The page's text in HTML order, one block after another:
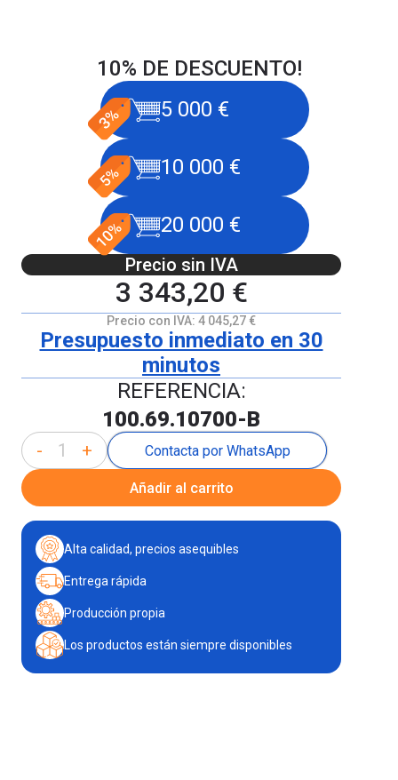
10% DE DESCUENTO!
5 000 €
10 000 €
20 000 €
Precio sin IVA
3 343,20 €
Precio con IVA: 4 045,27 €
Presupuesto inmediato en 30
minutos
REFERENCIA:
100.69.10700-B
- + Contacta por WhatsApp
Añadir al carrito
Alta calidad, precios asequibles
Entrega rápida
Producción propia
Los productos están siempre disponibles